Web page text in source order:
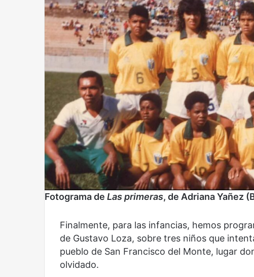
Fotograma de Las primeras, de Adriana Yañez
Finalmente, para las infancias, hemos
de Gustavo Loza, sobre tres niños que
pueblo de San Francisco del Monte, lugar
olvidado.
Reformulación Nueva droga